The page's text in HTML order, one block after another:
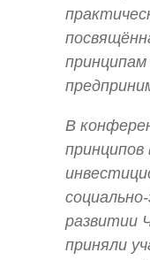
принципам
В
развитии
приняли